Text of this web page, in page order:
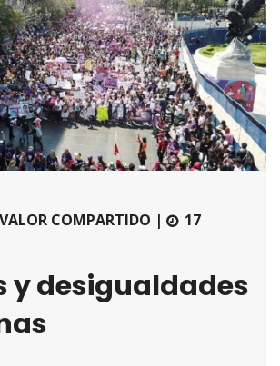
COMPARTIDO |
17
y desigualdades